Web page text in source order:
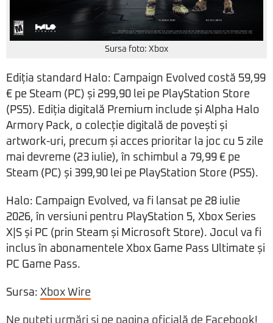
Sursa foto: Xbox
Ediția standard Halo: Campaign Evolved costă 59,99
€ pe Steam (PC) și 299,90 lei pe PlayStation Store
(PS5). Ediția digitală Premium include și Alpha Halo
Armory Pack, o colecție digitală de povești și
artwork-uri, precum și acces prioritar la joc cu 5 zile
mai devreme (23 iulie), în schimbul a 79,99 € pe
Steam (PC) și 399,90 lei pe PlayStation Store (PS5).
Halo: Campaign Evolved, va fi lansat pe 28 iulie
2026, în versiuni pentru PlayStation 5, Xbox Series
X|S și PC (prin Steam și Microsoft Store). Jocul va fi
inclus în abonamentele Xbox Game Pass Ultimate și
PC Game Pass.
Sursa: Xbox Wire
Ne puteți urmări și pe pagina oficială de Facebook!